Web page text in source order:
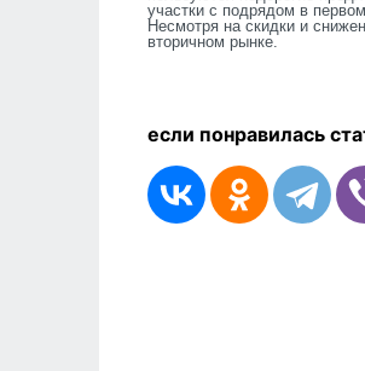
участки с подрядом в
Несмотря на скидки и
вторичном рынке.
если понравилась